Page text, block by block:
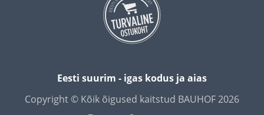
Eesti suurim - igas kodus ja aias
Copyright © Kõik õigused kaitstud BAUHOF 2026